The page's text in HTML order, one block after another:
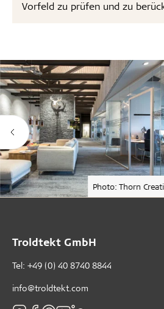
Vorfeld zu prüfen und zu
Photo: Thorn
Troldtekt GmbH
Tel: +49 (0) 40 8740 8844
info@troldtekt.com